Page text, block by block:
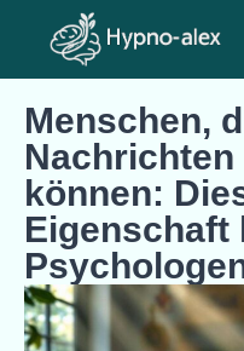
Menschen,
können:
Eigenschaft